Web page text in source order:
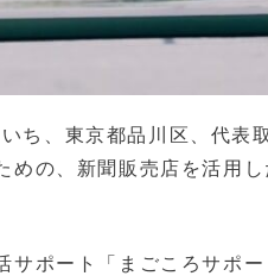
ち、東京都品川区、代表
の、新聞販売店を活用
ポート「まごころサポ